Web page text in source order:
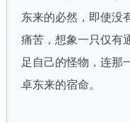
东来的必然，即使没
痛苦，想象一只仅有
足自己的怪物，连那
卓东来的宿命。